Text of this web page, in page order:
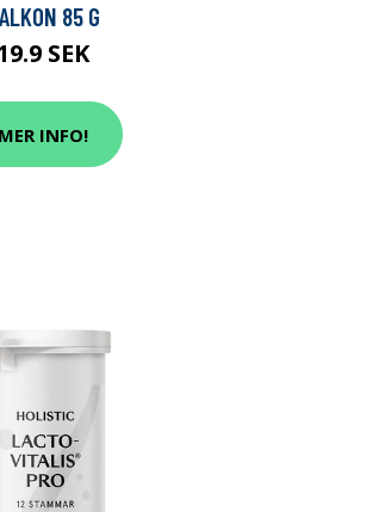
85 G
SEK
MER INFO!